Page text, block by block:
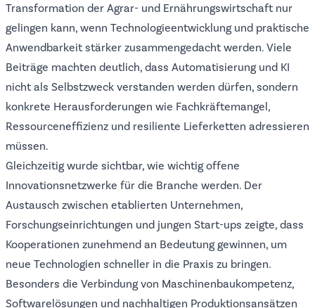
Transformation der Agrar- und Ernährungswirtschaft nur
gelingen kann, wenn Technologieentwicklung und praktische
Anwendbarkeit stärker zusammengedacht werden. Viele
Beiträge machten deutlich, dass Automatisierung und KI
nicht als Selbstzweck verstanden werden dürfen, sondern
konkrete Herausforderungen wie Fachkräftemangel,
Ressourceneffizienz und resiliente Lieferketten adressieren
müssen.
Gleichzeitig wurde sichtbar, wie wichtig offene
Innovationsnetzwerke für die Branche werden. Der
Austausch zwischen etablierten Unternehmen,
Forschungseinrichtungen und jungen Start-ups zeigte, dass
Kooperationen zunehmend an Bedeutung gewinnen, um
neue Technologien schneller in die Praxis zu bringen.
Besonders die Verbindung von Maschinenbaukompetenz,
Softwarelösungen und nachhaltigen Produktionsansätzen